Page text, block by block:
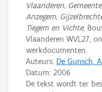
Vlaanderen,
Anzegem,
Tiegem en Vichte,
Vlaanderen WVL27,
werkdocumenten.
Auteurs: De Gunsch,
Datum: 2006
De tekst wordt ter